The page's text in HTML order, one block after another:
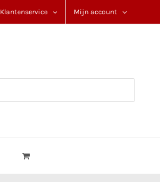
Klantenservice Mijn account